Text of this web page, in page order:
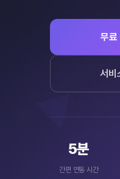
무료
서비
5분
간편 연동 시간